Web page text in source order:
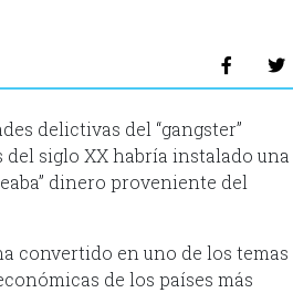
delictivas del “gangster”
siglo XX habría instalado una
dinero proveniente del
convertido en uno de los temas
de los países más